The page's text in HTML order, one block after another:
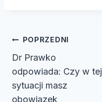
Nawigacja
wpisu
POPRZEDNI
Dr Prawko
odpowiada: Czy w tej
sytuacji masz
obowiązek